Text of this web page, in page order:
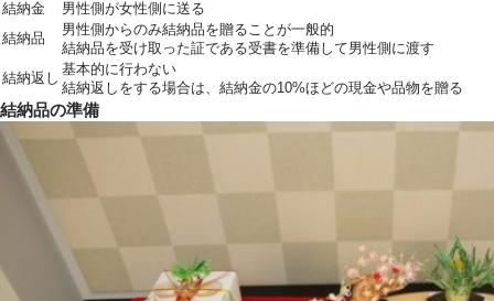
結納金
男性側が女性側に送る
結納品
男性側からのみ結納品を贈ることが一般的
結納品を受け取った証である受書を準備して男性側に渡す
結納返し
基本的に行わない
結納返しをする場合は、結納金の10%ほどの現金や品物を贈る
結納品の準備